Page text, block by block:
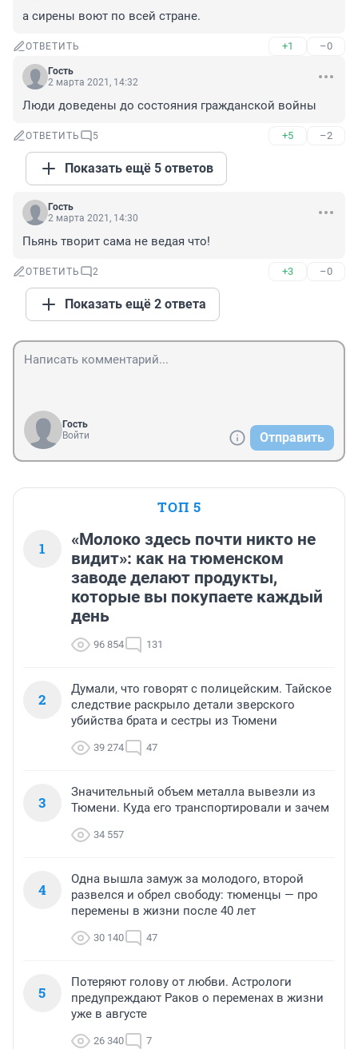
а сирены воют по всей стране.
ОТВЕТИТЬ +1 –0
Гость
2 марта 2021, 14:32
Люди доведены до состояния гражданской войны
ОТВЕТИТЬ 5 +5 –2
Показать ещё 5 ответов
Гость
2 марта 2021, 14:30
Пьянь творит сама не ведая что!
ОТВЕТИТЬ 2 +3 –0
Показать ещё 2 ответа
Гость
Войти
Отправить
ТОП 5
1
«Молоко здесь почти никто не
видит»: как на тюменском
заводе делают продукты,
которые вы покупаете каждый
день
96 854 131
2
Думали, что говорят с полицейским. Тайское
следствие раскрыло детали зверского
убийства брата и сестры из Тюмени
39 274 47
3
Значительный объем металла вывезли из
Тюмени. Куда его транспортировали и зачем
34 557
4
Одна вышла замуж за молодого, второй
развелся и обрел свободу: тюменцы — про
перемены в жизни после 40 лет
30 140 47
5
Потеряют голову от любви. Астрологи
предупреждают Раков о переменах в жизни
уже в августе
26 340 7